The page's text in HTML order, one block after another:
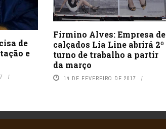
de
e
Firmino Alves: Empresa de
calçados Lia Line abrirá 2º
turno de trabalho a partir
da março
14 DE FEVEREIRO DE 2017